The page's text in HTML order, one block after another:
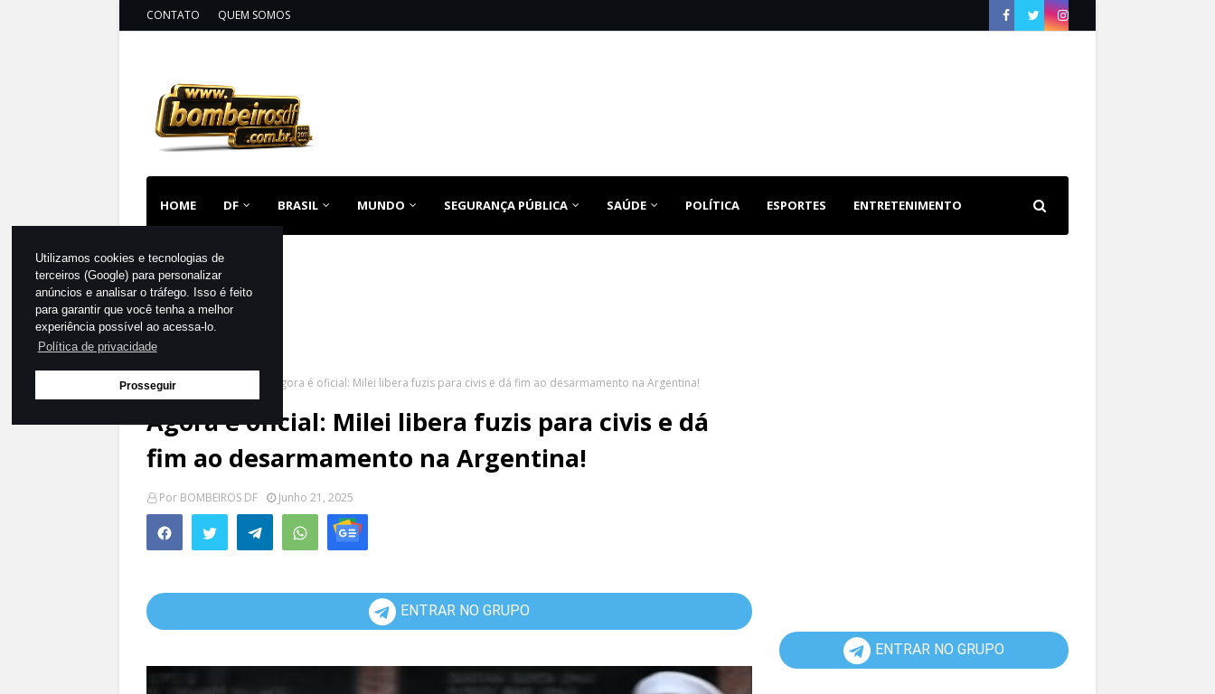
Utilizamos cookies e tecnologias de
terceiros (Google) para personalizar
anúncios e analisar o tráfego. Isso é feito
para garantir que você tenha a melhor
experiência possível ao acessa-lo.
Política de privacidade
Prosseguir
CONTATO QUEM SOMOS
HOME DF BRASIL MUNDO SEGURANÇA PÚBLICA SAÚDE POLÍTICA ESPORTES ENTRETENIMENTO
Página inicial Agora é oficial: Milei libera fuzis para civis e dá fim ao desarmamento na Argentina!
Agora é oficial: Milei libera fuzis para civis e dá
fim ao desarmamento na Argentina!
Por BOMBEIROS DF Junho 21, 2025
ENTRAR NO GRUPO
ENTRAR NO GRUPO